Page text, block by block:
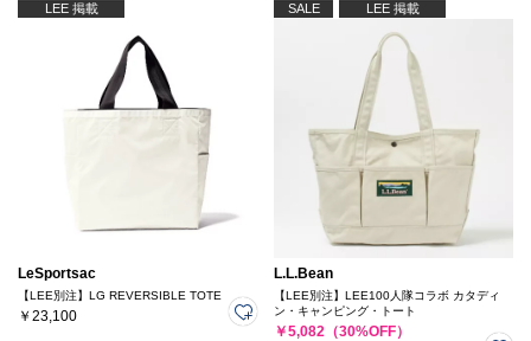
LEE 掲載
LeSportsac
【LEE別注】LG REVERSIBLE TOTE
￥23,100
SALE LEE 掲載
L.L.Bean
【LEE別注】LEE100人隊コラボ カタディ
ン・キャンピング・トート
￥5,082（30%OFF）